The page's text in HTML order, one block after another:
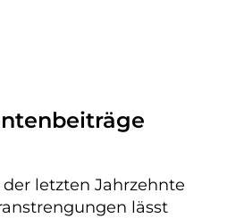
letzten Jahrzehnte
lässt